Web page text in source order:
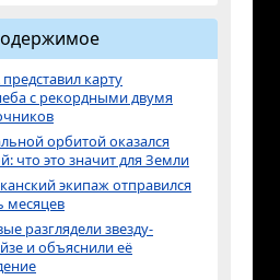
представил карту
с рекордными двумя
орбитой оказался
что это значит для Земли
экипаж отправился
месяцев
разглядели звезду-
и объяснили её